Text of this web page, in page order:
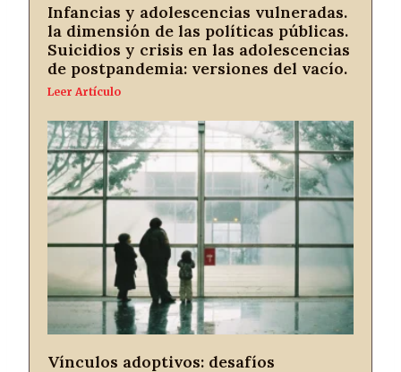
Infancias y adolescencias vulneradas.
la dimensión de las políticas públicas.
Suicidios y crisis en las adolescencias
de postpandemia: versiones del vacío.
Leer Artículo
Vínculos adoptivos: desafíos